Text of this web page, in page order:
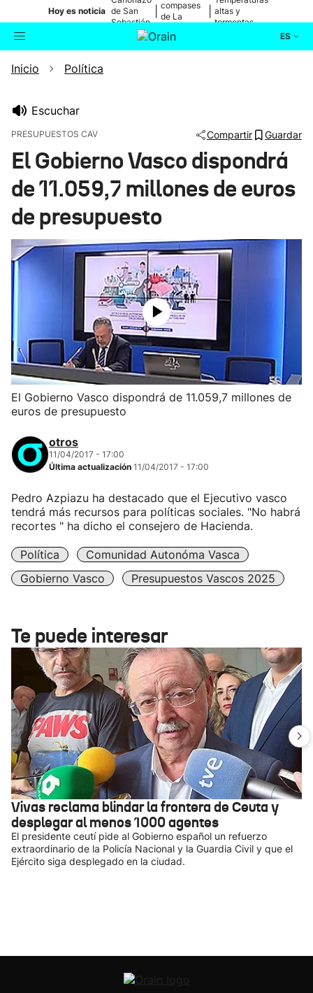
Hoy es noticia de San
Sebastián
compases
de La
altas y
tormentas
ES
Buscador
Ikusmiran
Eguraldia
Inicio Política
Escuchar
PRESUPUESTOS CAV Compartir Guardar
El Gobierno Vasco dispondrá
de 11.059,7 millones de euros
de presupuesto
El Gobierno Vasco dispondrá de 11.059,7 millones de
euros de presupuesto
otros
11/04/2017 - 17:00
Última actualización 11/04/2017 - 17:00
Pedro Azpiazu ha destacado que el Ejecutivo vasco
tendrá más recursos para políticas sociales. "No habrá
recortes " ha dicho el consejero de Hacienda.
Política
Comunidad Autonóma Vasca
Gobierno Vasco
Presupuestos Vascos 2025
Te puede interesar
Vivas reclama blindar la frontera de Ceuta y
desplegar al menos 1000 agentes
El presidente ceutí pide al Gobierno español un refuerzo
extraordinario de la Policía Nacional y la Guardia Civil y que el
Ejército siga desplegado en la ciudad.